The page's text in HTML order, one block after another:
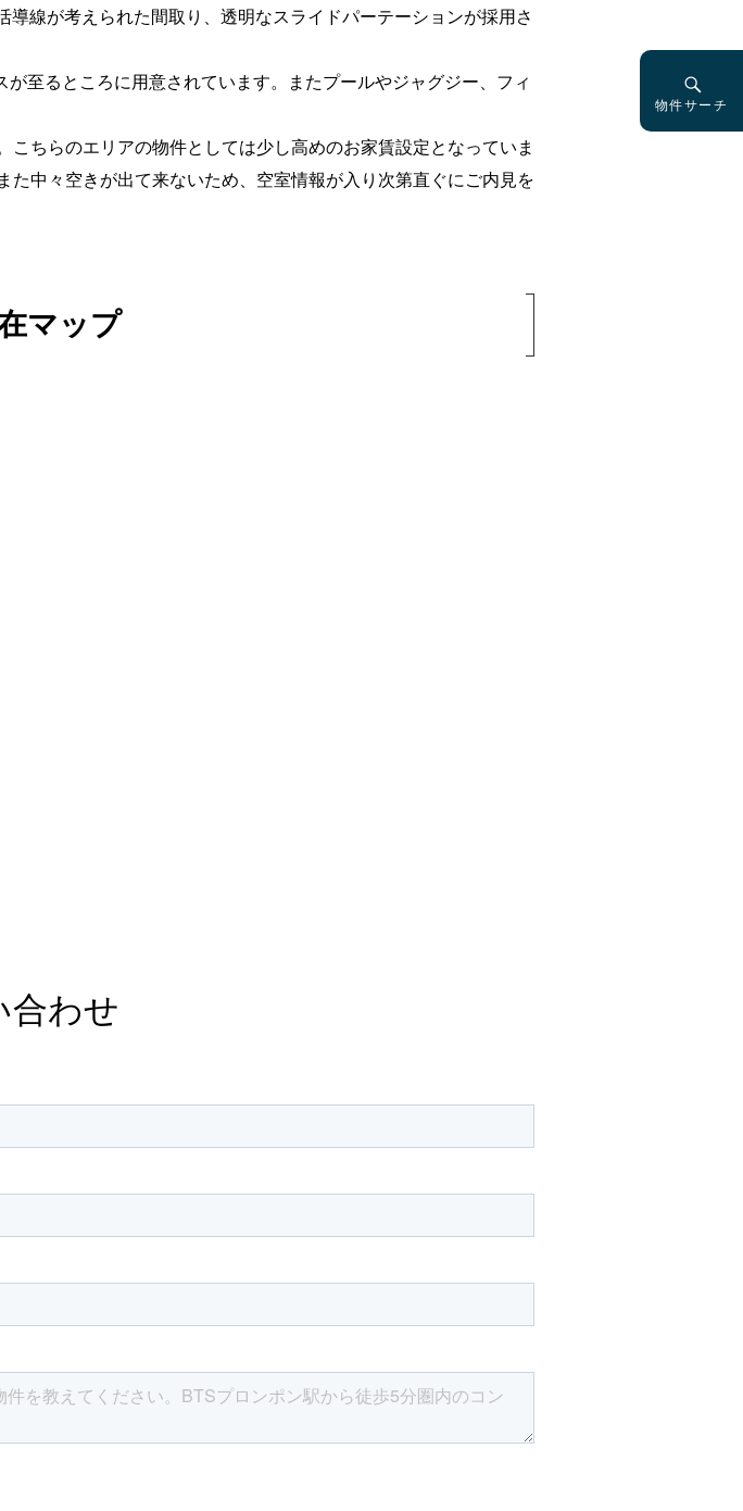
線が考えられた間取り、透明なスライドパーテーションが採用さ
至るところに用意されています。またプールやジャグジー、フィ
こちらのエリアの物件としては少し高めのお家賃設定となっていま
中々空きが出て来ないため、空室情報が入り次第直ぐにご内見を
マップ
合わせ
物件サーチ